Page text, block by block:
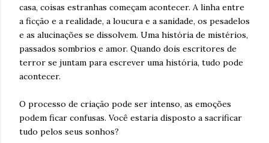
casa, coisas estranhas começam acontecer. A linha entre
a ficção e a realidade, a loucura e a sanidade, os pesadelos
e as alucinações se dissolvem. Uma história de mistérios,
passados sombrios e amor. Quando dois escritores de
terror se juntam para escrever uma história, tudo pode
acontecer.
O processo de criação pode ser intenso, as emoções
podem ficar confusas. Você estaria disposto a sacrificar
tudo pelos seus sonhos?